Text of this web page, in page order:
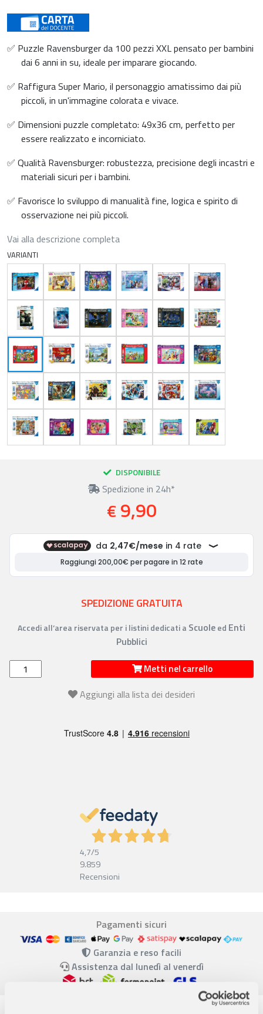
✅ Puzzle Ravensburger da 100 pezzi XXL pensato per bambini
dai 6 anni in su, ideale per imparare giocando.
✅ Raffigura Super Mario, il personaggio amatissimo dai più
piccoli, in un'immagine colorata e vivace.
✅ Dimensioni puzzle completato: 49x36 cm, perfetto per
essere realizzato e incorniciato.
✅ Qualità Ravensburger: robustezza, precisione degli incastri e
materiali sicuri per i bambini.
✅ Favorisce lo sviluppo di manualità fine, logica e spirito di
osservazione nei più piccoli.
Vai alla descrizione completa
VARIANTI
DISPONIBILE
Spedizione in 24h*
€ 9,90
SPEDIZIONE GRATUITA
Accedi all’area riservata per i listini dedicati a Scuoleed Enti
Pubblici
Metti nel carrello
Aggiungi alla lista dei desideri
4,7/5
9.859
Recensioni
Pagamenti sicuri
Garanzia e reso facili
Assistenza dal lunedì al venerdì